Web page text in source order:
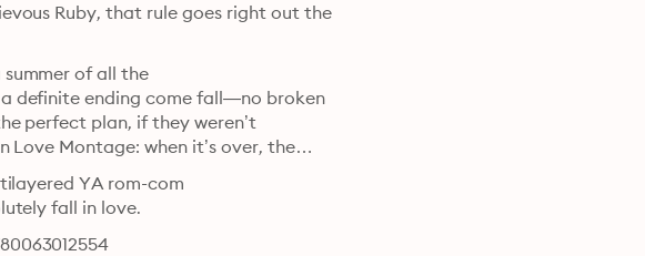
Ruby, that rule goes right out the
summer of all the
definite ending come fall—no broken
perfect plan, if they weren’t
Montage: when it’s over, the
YA rom-com
fall in love.